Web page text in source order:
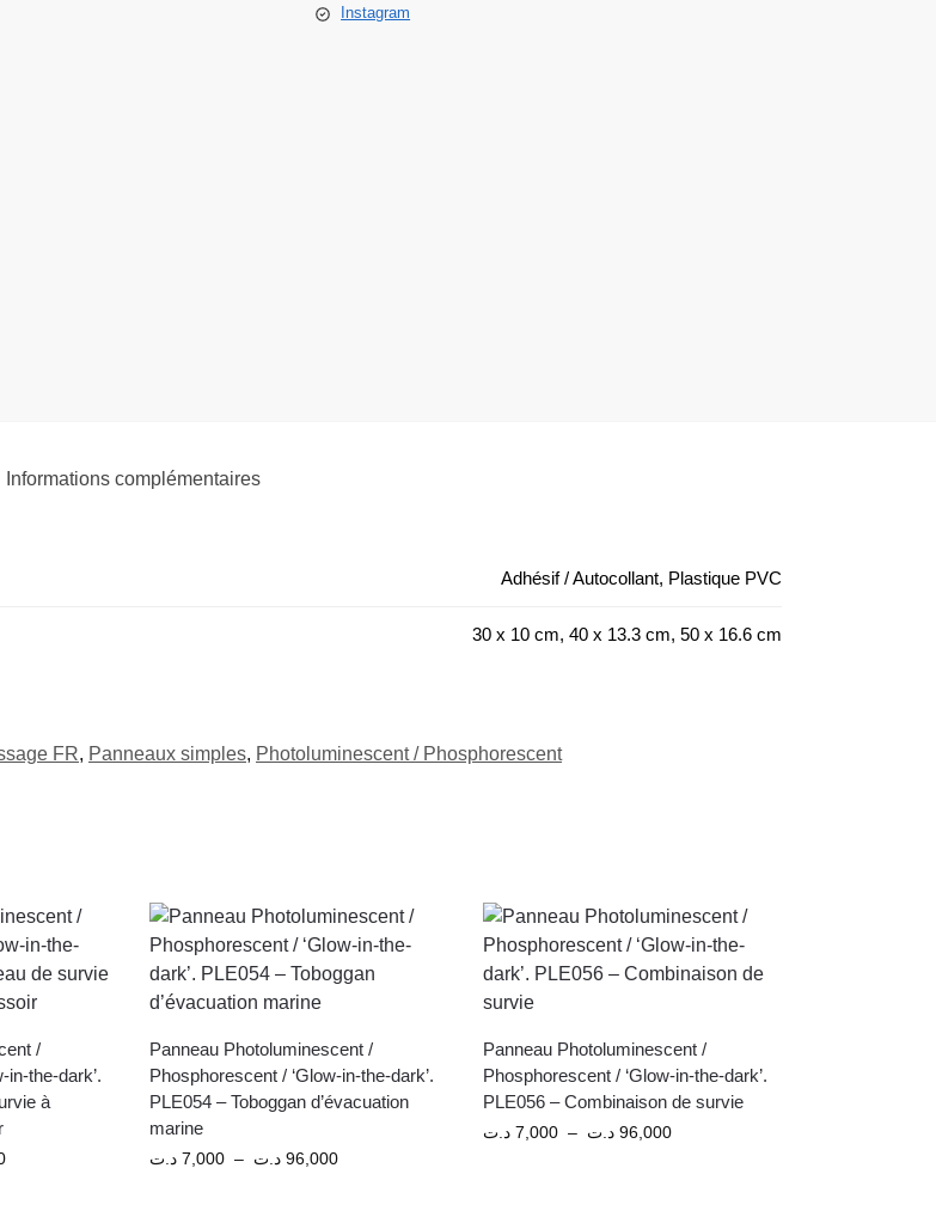
Instagram
Informations complémentaires
Adhésif / Autocollant, Plastique PVC
30 x 10 cm, 40 x 13.3 cm, 50 x 16.6 cm
FR, Panneaux simples, Photoluminescent / Phosphorescent
/
in-the-dark’.
à
Panneau Photoluminescent /
Phosphorescent / ‘Glow-in-the-dark’.
PLE054 – Toboggan d’évacuation
marine
7,000 د.ت – 96,000 د.ت
Panneau Photoluminescent /
Phosphorescent / ‘Glow-in-the-dark’.
PLE056 – Combinaison de survie
7,000 د.ت – 96,000 د.ت